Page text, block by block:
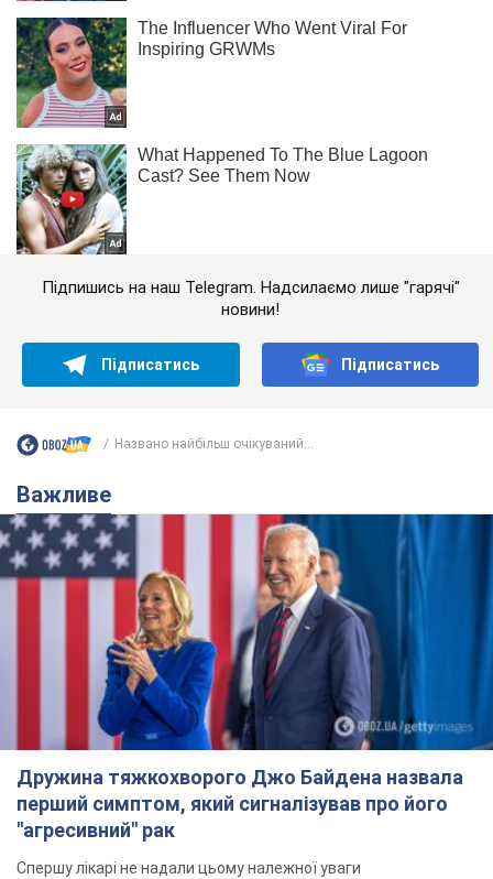
Підпишись на наш Telegram. Надсилаємо лише "гарячі"
новини!
Підписатись Підписатись
Названо найбільш очікуваний...
Важливе
Дружина тяжкохворого Джо Байдена назвала
перший симптом, який сигналізував про його
"агресивний" рак
Спершу лікарі не надали цьому належної уваги